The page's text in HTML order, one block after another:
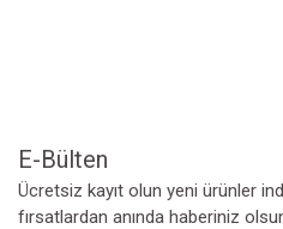
E-Bülten
Ücretsiz kayıt olun yeni ürünler
fırsatlardan anında haberiniz